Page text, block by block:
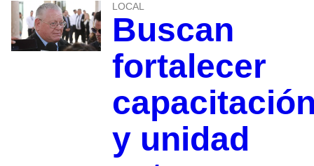
LOCAL
Buscan
fortalecer
y unidad